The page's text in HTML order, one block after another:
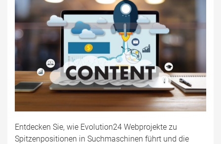
Entdecken Sie, wie Evolution24 Webprojekte zu
Spitzenpositionen in Suchmaschinen führt und die